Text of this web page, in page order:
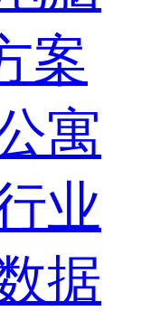
案
寓
业
据